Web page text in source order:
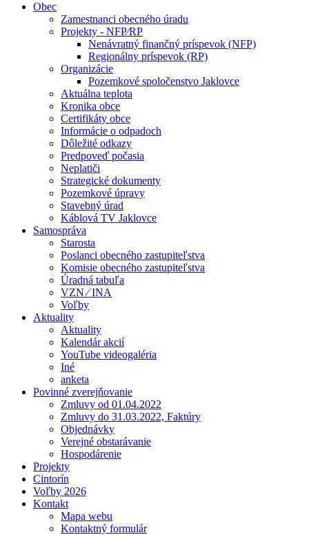
Obec
Zamestnanci obecného úradu
Projekty - NFP⁄RP
Nenávratný finančný príspevok (NFP)
Regionálny príspevok (RP)
Organizácie
Pozemkové spoločenstvo Jaklovce
Aktuálna teplota
Kronika obce
Certifikáty obce
Informácie o odpadoch
Dôležité odkazy
Predpoveď počasia
Neplatiči
Strategické dokumenty
Pozemkové úpravy
Stavebný úrad
Káblová TV Jaklovce
Samospráva
Starosta
Poslanci obecného zastupiteľstva
Komisie obecného zastupiteľstva
Úradná tabuľa
VZN ⁄ INA
Voľby
Aktuality
Aktuality
Kalendár akcií
YouTube videogaléria
Iné
anketa
Povinné zverejňovanie
Zmluvy od 01.04.2022
Zmluvy do 31.03.2022, Faktúry
Objednávky
Verejné obstarávanie
Hospodárenie
Projekty
Cintorín
Voľby 2026
Kontakt
Mapa webu
Kontaktný formulár